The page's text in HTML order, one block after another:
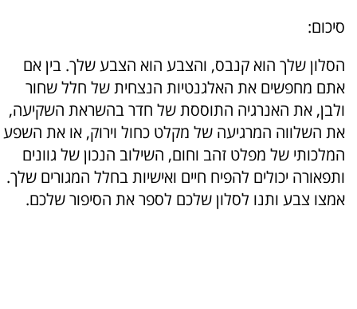
סיכום:
הסלון שלך הוא קנבס, והצבע הוא הצבע שלך. בין אם
אתם מחפשים את האלגנטיות הנצחית של חלל שחור
ולבן, את האנרגיה התוססת של חדר בהשראת השקיעה,
את השלווה המרגיעה של מקלט כחול וירוק, או את השפע
המלכותי של מפלט זהב וחום, השילוב הנכון של גוונים
ותפאורה יכולים להפיח חיים ואישיות בחלל המגורים שלך.
אמצו צבע ותנו לסלון שלכם לספר את הסיפור שלכם.